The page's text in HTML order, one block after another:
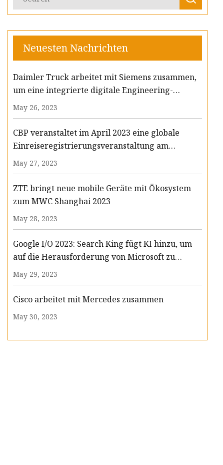
Neuesten Nachrichten
Daimler Truck arbeitet mit Siemens zusammen,
um eine integrierte digitale Engineering-
Plattform aufzubauen
May 26, 2023
CBP veranstaltet im April 2023 eine globale
Einreiseregistrierungsveranstaltung am
Flughafen Missoula Montana
May 27, 2023
ZTE bringt neue mobile Geräte mit Ökosystem
zum MWC Shanghai 2023
May 28, 2023
Google I/O 2023: Search King fügt KI hinzu, um
auf die Herausforderung von Microsoft zu
reagieren
May 29, 2023
Cisco arbeitet mit Mercedes zusammen
May 30, 2023